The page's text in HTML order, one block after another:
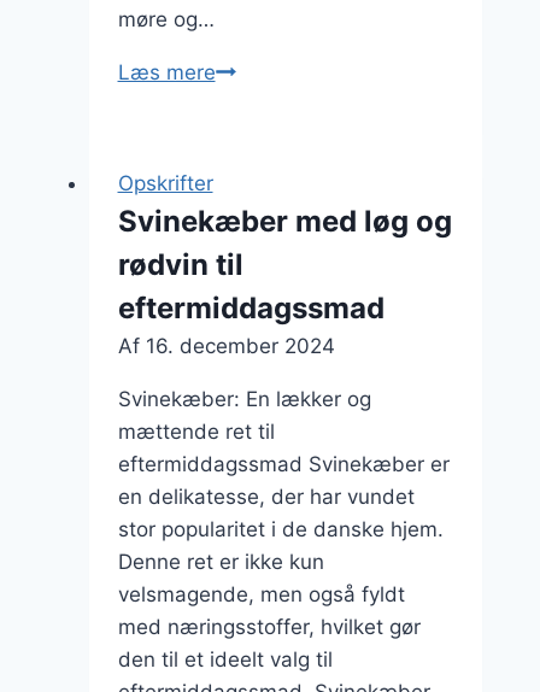
møre og…
Læs mereSvinekæber
hele
familien
Opskrifter
Svinekæber med løg og
rødvin til
eftermiddagssmad
Af 16. december 2024
Svinekæber: En lækker og
mættende ret til
eftermiddagssmad Svinekæber er
en delikatesse, der har vundet
stor popularitet i de danske hjem.
Denne ret er ikke kun
velsmagende, men også fyldt
med næringsstoffer, hvilket gør
den til et ideelt valg til